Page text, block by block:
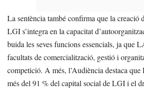
La sentència també confirma que la creació
LGI s’integra en la capacitat
buida les seves funcions essencials, ja que
facultats de comercialització, gestió i
competició. A més, l’Audiència destaca
més del 91 % del capital social de LGI i el